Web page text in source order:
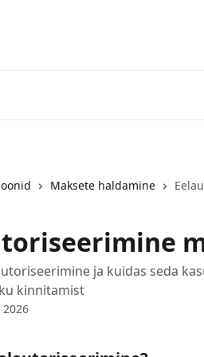
Maksete haldamine
ja kuidas seda
kinnitamist